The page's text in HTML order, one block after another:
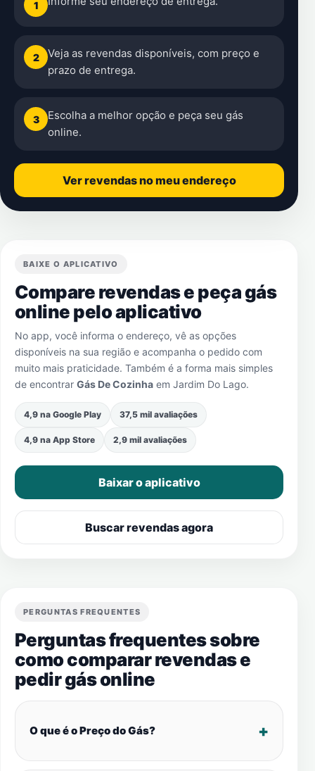
1
2
Veja as revendas disponíveis, com preço e
prazo de entrega.
3
Escolha a melhor opção e peça seu gás
online.
Ver revendas no meu endereço
BAIXE O APLICATIVO
Compare revendas e peça gás
online pelo aplicativo
No app, você informa o endereço, vê as opções
disponíveis na sua região e acompanha o pedido com
muito mais praticidade. Também é a forma mais simples
de encontrar Gás De Cozinha em Jardim Do Lago.
4,9 na Google Play 37,5 mil avaliações
4,9 na App Store 2,9 mil avaliações
Baixar o aplicativo
Buscar revendas agora
PERGUNTAS FREQUENTES
Perguntas frequentes sobre
como comparar revendas e
pedir gás online
O que é o Preço do Gás?